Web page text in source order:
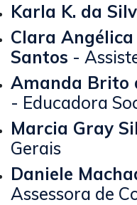
Karla K. da
Clara
Santos -
Amanda Brito
- Educadora
Marcia Gray
Gerais
Daniele
Assessora de